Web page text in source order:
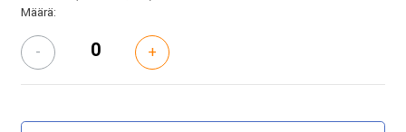
Määrä:
- +